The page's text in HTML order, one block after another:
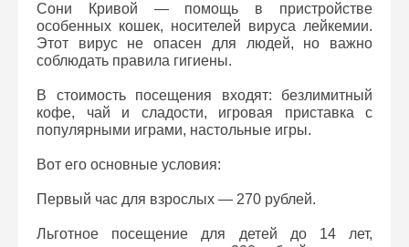
Сони Кривой — помощь в пристройстве
особенных кошек, носителей вируса лейкемии.
Этот вирус не опасен для людей, но важно
соблюдать правила гигиены.
В стоимость посещения входят: безлимитный
кофе, чай и сладости, игровая приставка с
популярными играми, настольные игры.
Вот его основные условия:
Первый час для взрослых — 270 рублей.
Льготное посещение для детей до 14 лет,